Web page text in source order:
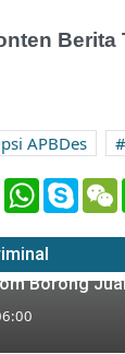
APBDes
TwitterWhatsApp
Skype
Pendek
dan
Borong